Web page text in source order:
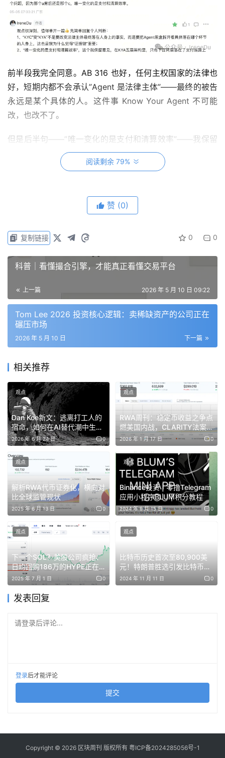
前半段我完全同意。AB 316 也好，任何主权国家的法律也
好，短期内都不会承认”Agent 是法律主体”——最终的被告
永远是某个具体的人。这件事 Know Your Agent 不可能
改，也改不了。
但是后半句——”唯一变化的是支付和清算效率”——我保留
观点。这句话的问题不在结论，在它默认的那个框架：它把
KYA 看成现有支付系统的一个升级。
先回到一个曾经的支付从业者的肌肉记忆：
支付形态是场景驱动的，不是从支付系统内部设计出来的。
每一次支付的真正跃迁——网银、移动钱包、扫码——都不
一个新的交易场景，把原来支付系统的底层假设打穿了。
新的支付形态，是从那个场景所要求的基础设施里”长出来”
的，不是被”优化出来”的。
捷支付”、“移动支付” 和“扫码支付” 的行业绝对引领者的平
台，最大的乐趣和痛苦就是思考：下一代支付形态是什么？
我们做了手表支付（还有代替扫脸验证的心跳核身）、
NFC支付（“碰一碰”的原始技术）、参与和编写了不少 “下
一代” 支付协议，还曾试图让老板支持我探索元宇宙支付。
这些项目大部分没跑出来。
回头看，原因是同一个：我们试图在支付层定义新支付，但
驱动支付变革的场景还没到——场景没到，场景需要的基础
设施就不可能长出来，你在支付层再聪明的设计都接不住。
Agent 经济就是过去的那个我苦等的新场景。
KYA 是那层正在长出来的基础设施。
层。
责任链审计这两层落在支付链路上，其他三层(身份、意
图、信用)根本不在支付里。
只是它众多验证场景之一。
阅读剩余 79%
赞 (0)
0 0
复制链接
科普｜看懂撮合引擎，才能真正看懂交易平台
上一篇 2026 年 5 月 10 日 09:22
Tom Lee 2026 投资核心逻辑：卖稀缺资产的公司正在
碾压市场
下一篇
2026 年 5 月 10 日
相关推荐
Dan Koe新文：逃离打工人的
宿命，如何在AI替代潮中生存
下来？
2026 年 6 月 24 日 0
观点
RWA周刊：稳定币收益之争点
燃美国内战，CLARITY法案听
证会延期
2026 年 1 月 17 日 0
观点
解析RWA代币证券化，横向对
比全球监管现状
2025 年 6 月 13 日 0
观点
Binance投资 | 零撸Telegram
应用小程序BLUM积分教程
2024 年 9 月 15 日 0
观点
下一个SOL？美股公司疯抢、
日均回购186万的HYPE正在
改写合约市场规则
2025 年 7 月 1 日 0
观点
比特币历史首次至80,900美
元！特朗普胜选引发比特币疯
狂上涨
2024 年 11 月 11 日 0
观点
发表回复
请登录后评论...
登录后才能评论
提交
Copyright © 2026 区块周刊 版权所有 粤ICP备2024285056号-1